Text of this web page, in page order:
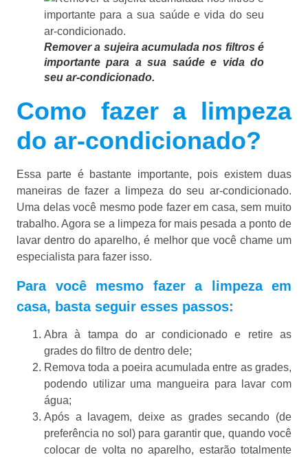
Remover a sujeira acumulada nos filtros é
importante para a sua saúde e vida do
seu ar-condicionado.
Como fazer a limpeza
do ar-condicionado?
Essa parte é bastante importante, pois existem duas
maneiras de fazer a limpeza do seu ar-condicionado.
Uma delas você mesmo pode fazer em casa, sem muito
trabalho. Agora se a limpeza for mais pesada a ponto de
lavar dentro do aparelho, é melhor que você chame um
especialista para fazer isso.
Para você mesmo fazer a limpeza em
casa, basta seguir esses passos:
Abra à tampa do ar condicionado e retire as
grades do filtro de dentro dele;
Remova toda a poeira acumulada entre as grades,
podendo utilizar uma mangueira para lavar com
água;
Após a lavagem, deixe as grades secando (de
preferência no sol) para garantir que, quando você
colocar de volta no aparelho, estarão totalmente